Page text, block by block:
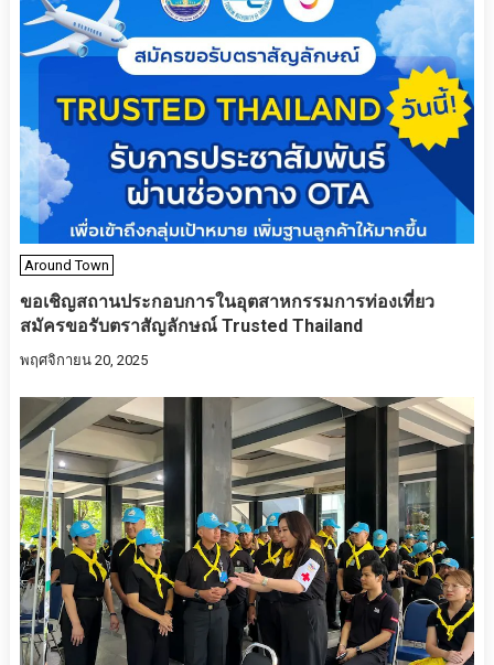
Around Town
ขอเชิญสถานประกอบการในอุตสาหกรรมการท่องเที่ยว
สมัครขอรับตราสัญลักษณ์ Trusted Thailand
พฤศจิกายน 20, 2025